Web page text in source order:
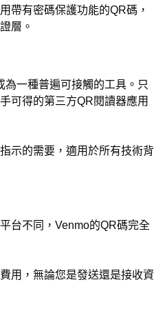
帶有密碼保護功能的QR碼，
層。
一種普遍可接觸的工具。只
可得的第三方QR閱讀器應用
示的需要，適用於所有技術背
台不同，Venmo的QR碼完全
用，無論您是發送還是接收資